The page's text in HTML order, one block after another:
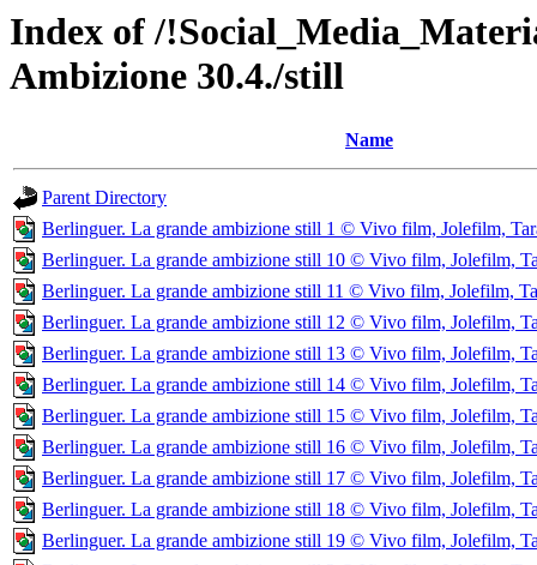
Index of /
Ambizione 30.4./still
Name
Parent Directory
Berlinguer. La grande ambizione still 1 © Vivo film, Jolefilm,
Berlinguer. La grande ambizione still 10 © Vivo film, Jolefilm,
Berlinguer. La grande ambizione still 11 © Vivo film, Jolefilm,
Berlinguer. La grande ambizione still 12 © Vivo film, Jolefilm,
Berlinguer. La grande ambizione still 13 © Vivo film, Jolefilm,
Berlinguer. La grande ambizione still 14 © Vivo film, Jolefilm,
Berlinguer. La grande ambizione still 15 © Vivo film, Jolefilm,
Berlinguer. La grande ambizione still 16 © Vivo film, Jolefilm,
Berlinguer. La grande ambizione still 17 © Vivo film, Jolefilm,
Berlinguer. La grande ambizione still 18 © Vivo film, Jolefilm,
Berlinguer. La grande ambizione still 19 © Vivo film, Jolefilm,